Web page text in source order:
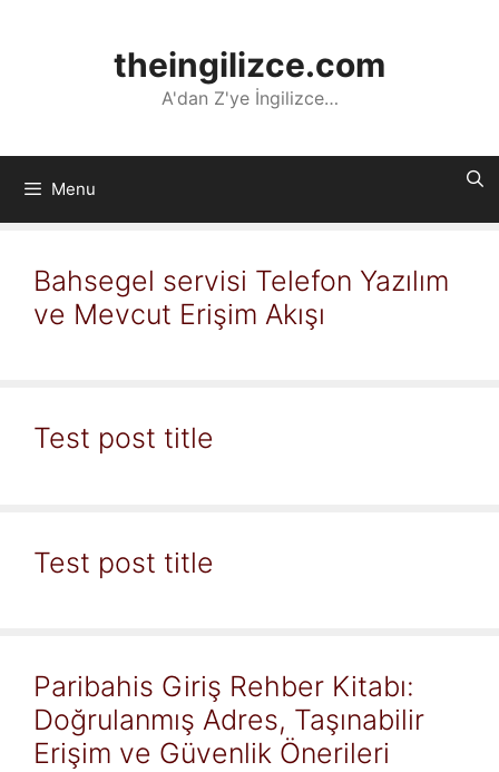
theingilizce.com
A'dan Z'ye İngilizce…
Menu
Bahsegel servisi Telefon Yazılım
ve Mevcut Erişim Akışı
Test post title
Test post title
Paribahis Giriş Rehber Kitabı:
Doğrulanmış Adres, Taşınabilir
Erişim ve Güvenlik Önerileri